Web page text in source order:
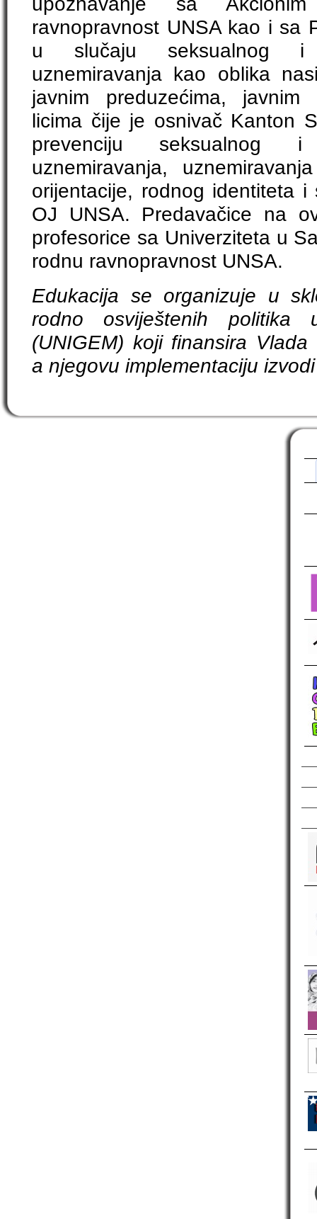
ravnopravnost UNSA kao i sa
u slučaju seksualnog i
uznemiravanja kao oblika
javnim preduzećima,
licima čije je osnivač Kanton
prevenciju seksualnog
uznemiravanja,
orijentacije, rodnog identiteta i
OJ UNSA. Predavačice na
profesorice sa Univerziteta u
rodnu ravnopravnost UNSA.
Edukacija se organizuje u
rodno osviještenih politika
(UNIGEM) koji finansira
a njegovu implementaciju